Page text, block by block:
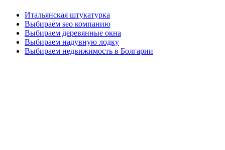
Итальянская штукатурка
Выбираем seo компанию
Выбираем деревянные окна
Выбираем надувную лодку
Выбираем недвижимость в Болгарии